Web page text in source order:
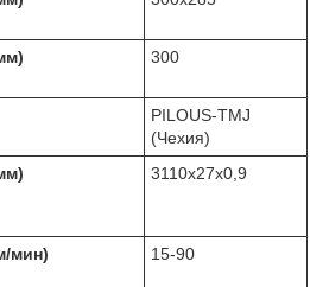
300
PILOUS-TMJ
(Чехия)
3110x27x0,9
мин) 15-90